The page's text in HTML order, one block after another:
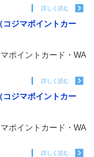
詳しく読む
コジマポイントカー
ポイントカード・WA
詳しく読む
コジマポイントカー
ポイントカード・WA
詳しく読む